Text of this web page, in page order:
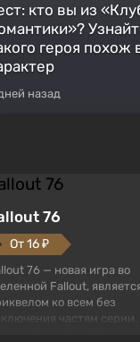
кто вы из
героя похож
назад
76
От 16 ₽
76 — новая игра во
Fallout,
ко всем без
частям серии.